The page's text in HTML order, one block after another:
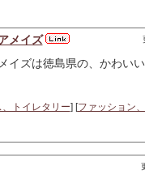
メイズ
イズは徳島県の、かわい
トイレタリー] [ファッション